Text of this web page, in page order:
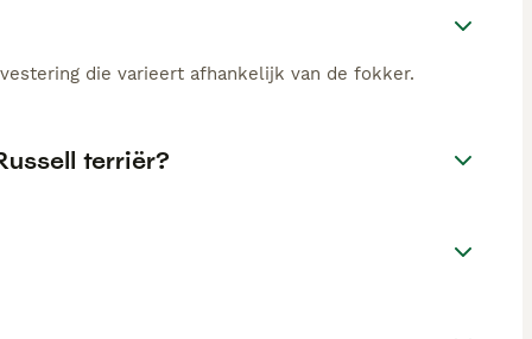
die varieert afhankelijk van de fokker.
terriër?